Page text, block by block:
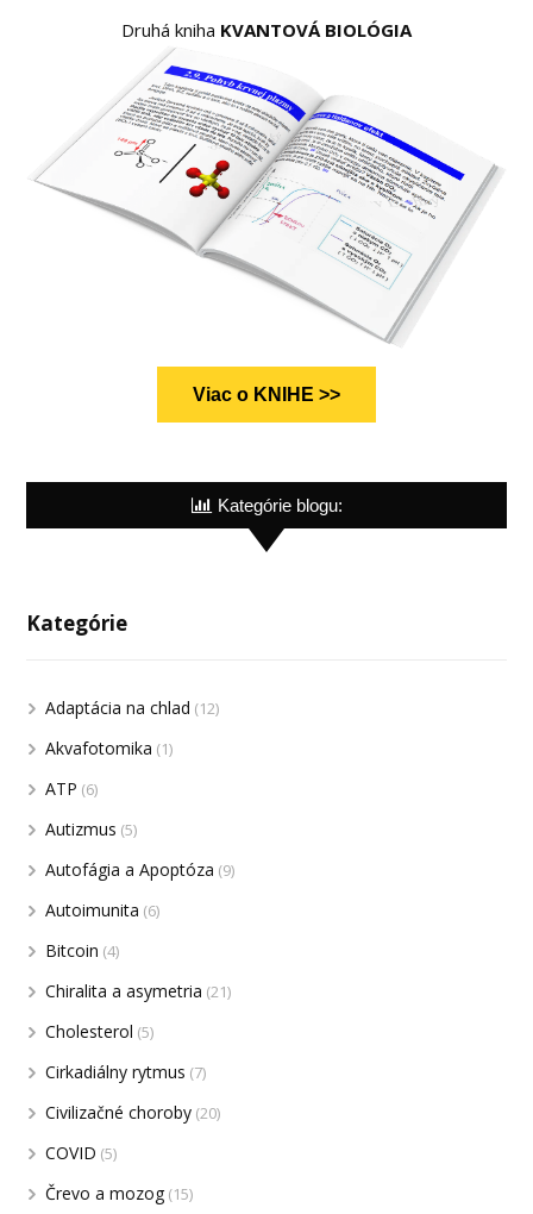
Druhá kniha KVANTOVÁ BIOLÓGIA
Viac o KNIHE >>
Kategórie blogu:
Kategórie
Adaptácia na chlad (12)
Akvafotomika (1)
ATP (6)
Autizmus (5)
Autofágia a Apoptóza (9)
Autoimunita (6)
Bitcoin (4)
Chiralita a asymetria (21)
Cholesterol (5)
Cirkadiálny rytmus (7)
Civilizačné choroby (20)
COVID (5)
Črevo a mozog (15)